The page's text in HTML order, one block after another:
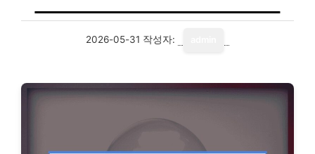
2026-05-31 작성자: